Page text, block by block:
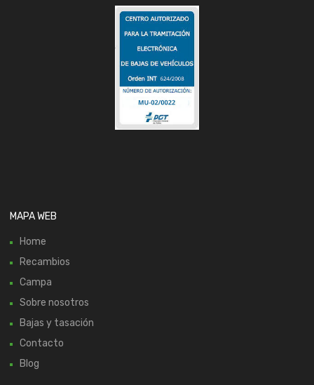
MAPA WEB
Home
Recambios
Campa
Sobre nosotros
Bajas y tasación
Contacto
Blog